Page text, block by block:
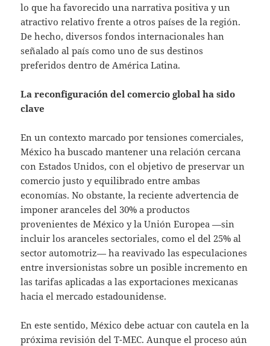
lo que ha favorecido una narrativa positiva y un
atractivo relativo frente a otros países de la región.
De hecho, diversos fondos internacionales han
señalado al país como uno de sus destinos
preferidos dentro de América Latina.
La reconfiguración del comercio global ha sido
clave
En un contexto marcado por tensiones comerciales,
México ha buscado mantener una relación cercana
con Estados Unidos, con el objetivo de preservar un
comercio justo y equilibrado entre ambas
economías. No obstante, la reciente advertencia de
imponer aranceles del 30% a productos
provenientes de México y la Unión Europea —sin
incluir los aranceles sectoriales, como el del 25% al
sector automotriz— ha reavivado las especulaciones
entre inversionistas sobre un posible incremento en
las tarifas aplicadas a las exportaciones mexicanas
hacia el mercado estadounidense.
En este sentido, México debe actuar con cautela en la
próxima revisión del T-MEC. Aunque el proceso aún